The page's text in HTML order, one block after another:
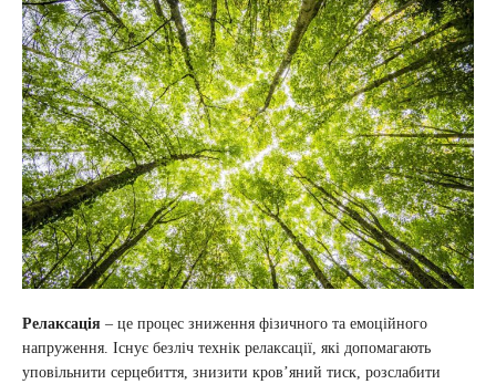
Релаксація – це процес зниження фізичного та емоційного
напруження. Існує безліч технік релаксації, які допомагають
уповільнити серцебиття, знизити кров’яний тиск, розслабити